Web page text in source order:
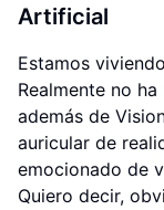
Artificial
Estamos
Realmente no
además de
auricular de
emocionado de
Quiero decir,